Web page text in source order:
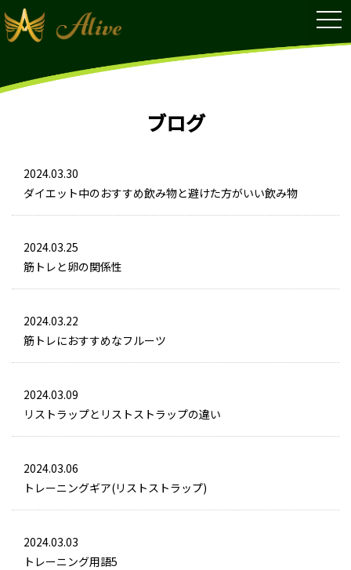
ブログ
2024.03.30
ダイエット中のおすすめ飲み物と避けた方がいい飲み物
2024.03.25
筋トレと卵の関係性
2024.03.22
筋トレにおすすめなフルーツ
2024.03.09
リストラップとリストストラップの違い
2024.03.06
トレーニングギア(リストストラップ)
2024.03.03
トレーニング用語5